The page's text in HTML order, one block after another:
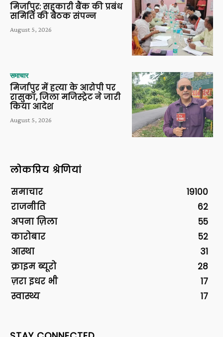
मिर्जापुर: सहकारी बैंक की प्रबंध
समिति की बैठक संपन्न
August 5, 2026
समाचार
मिर्जापुर में हत्या के आरोपी पर
रासुका, जिला मजिस्ट्रेट ने जारी
किया आदेश
August 5, 2026
लोकप्रिय श्रेणियां
समाचार
19100
राजनीति
62
अपना ज़िला
55
कारोबार
52
आस्था
31
क्राइम ब्यूरो
28
ज़रा इधर भी
17
स्वास्थ्य
17